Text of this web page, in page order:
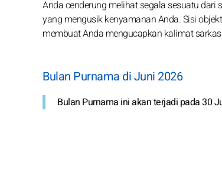
Anda cenderung melihat segala sesuatu
yang mengusik kenyamanan Anda. Sisi
membuat Anda mengucapkan kalimat
Bulan Purnama di Juni 2026
Bulan Purnama ini akan terjadi pada 30